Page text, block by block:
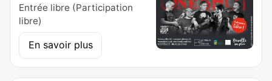
Entrée libre (Participation
libre)
En savoir plus